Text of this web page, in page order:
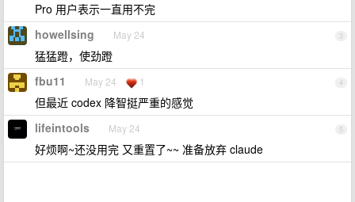
Pro 用户表示一直用不完
3
howellsing May 24
猛猛蹬，使劲蹬
4
fbu11 May 24 1
但最近 codex 降智挺严重的感觉
5
lifeintools May 24
好烦啊~还没用完 又重置了~~ 准备放弃 claude